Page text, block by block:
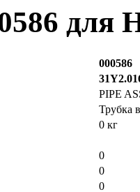
для
000586
PIPE
Трубка
0 кг
0
0
0